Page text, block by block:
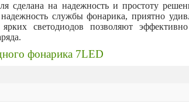
сделана на надежность и простоту
надежность службы фонарика, приятно
светодиодов позволяют
фонарика 7LED